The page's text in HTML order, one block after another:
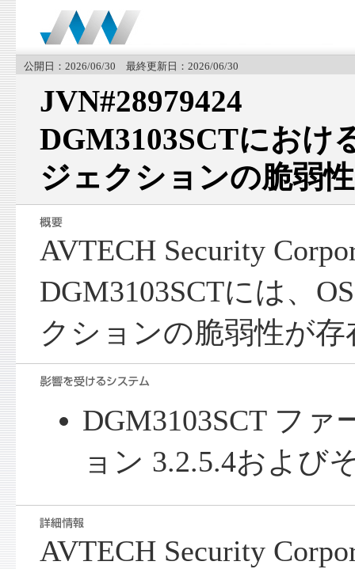
公開日：2026/06/30 最終更新日：2026/06/30
JVN#28979424
DGM3103SCTにおけ
ジェクションの脆弱性
AVTECH Security
DGM3103SCTには、
クションの脆弱性が
DGM3103SCT フ
ョン 3.2.5.4および
AVTECH Security